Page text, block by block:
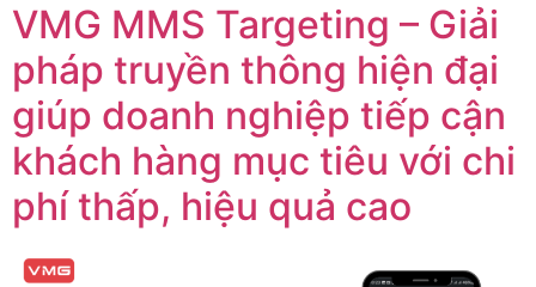
VMG MMS Targeting – Giải
pháp truyền thông hiện đại
giúp doanh nghiệp tiếp cận
khách hàng mục tiêu với chi
phí thấp, hiệu quả cao